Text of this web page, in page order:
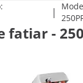
|
fatiar -